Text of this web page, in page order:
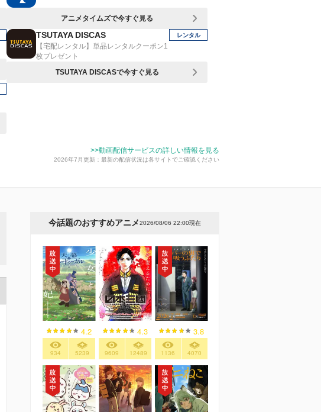
アニメタイムズで今すぐ見る
TSUTAYA DISCAS
【宅配レンタル】単品レンタルクーポン1
枚プレゼント
レンタル
TSUTAYA DISCASで今すぐ見る
>>動画配信サービスの詳しい情報を見る
2026年7月更新：最新の配信状況は各サイトでご確認ください
今話題のおすすめアニメ2026/08/06 22:00現在
4.2
934 5239
4.3
9609 12489
3.8
1136 4070